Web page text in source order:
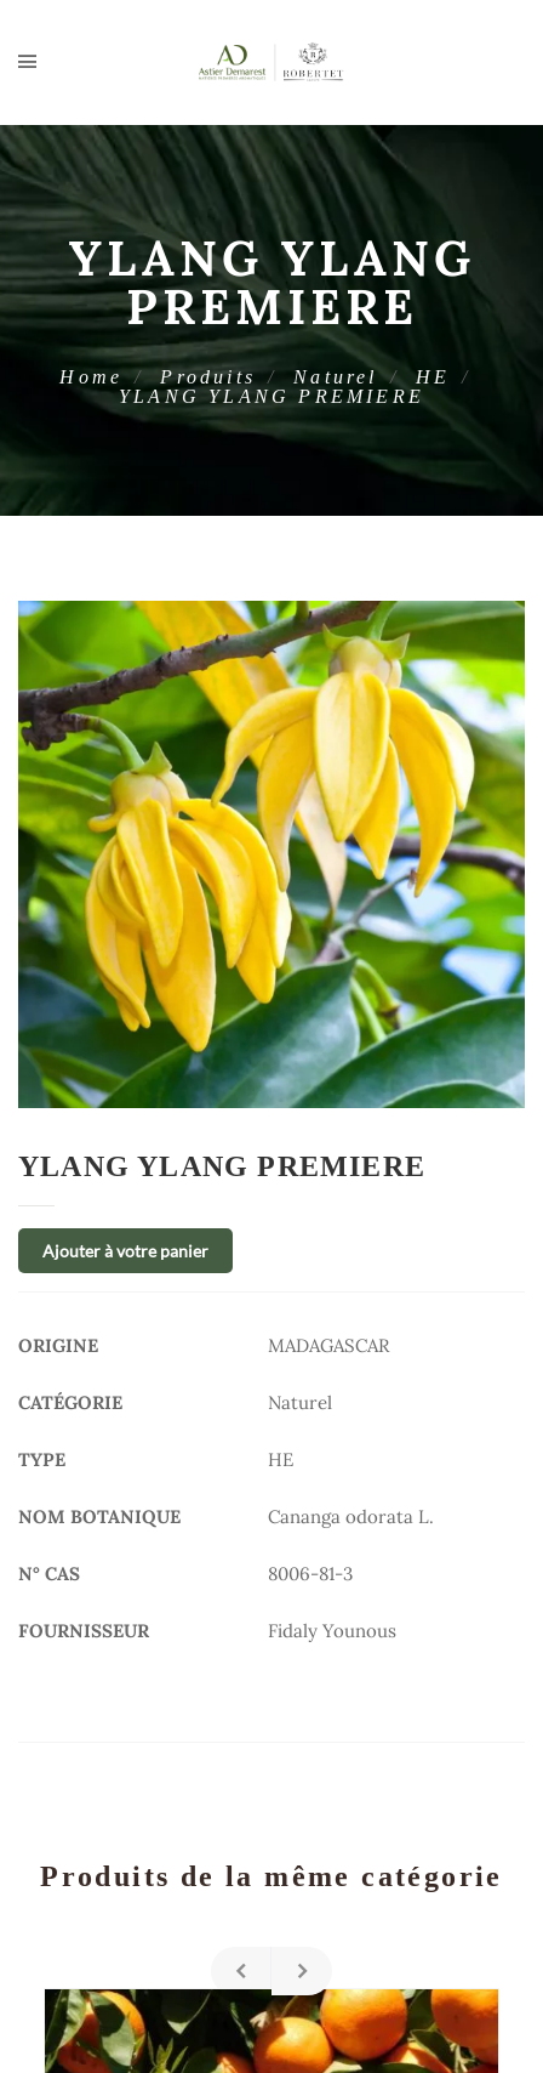
YLANG YLANG
PREMIERE
Home Produits Naturel
HE
YLANG YLANG PREMIERE
YLANG YLANG PREMIERE
Ajouter à votre panier
ORIGINE MADAGASCAR
CATÉGORIE Naturel
TYPE HE
NOM BOTANIQUE Cananga odorata L.
N° CAS 8006-81-3
FOURNISSEUR Fidaly Younous
Produits de la même catégorie